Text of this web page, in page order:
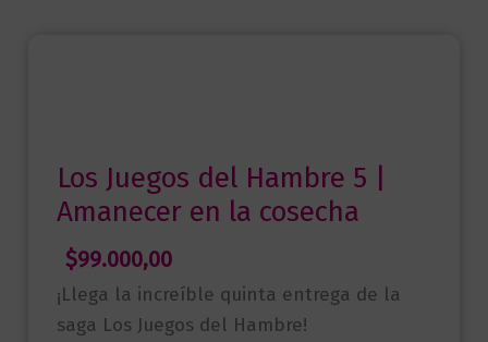
Los Juegos del Hambre 5 |
Amanecer en la cosecha
$99.000,00
¡Llega la increíble quinta entrega de la
saga Los Juegos del Hambre!